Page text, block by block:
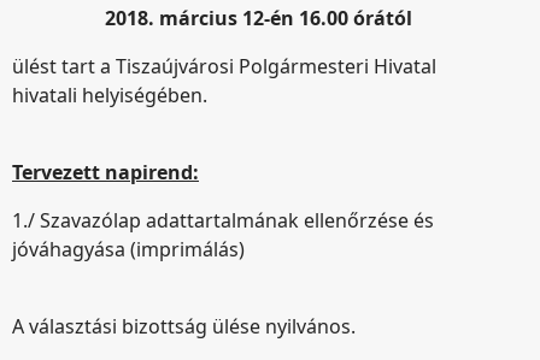
2018. március 12-én 16.00 órától
ülést tart a Tiszaújvárosi Polgármesteri Hivatal
hivatali helyiségében.
Tervezett napirend:
1./ Szavazólap adattartalmának ellenőrzése és
jóváhagyása (imprimálás)
A választási bizottság ülése nyilvános.